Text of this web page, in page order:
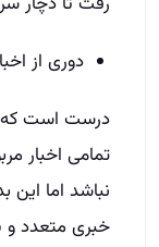
دوری از
درست است که
تمامی اخبار
نباشد اما این
خبری متعدد و